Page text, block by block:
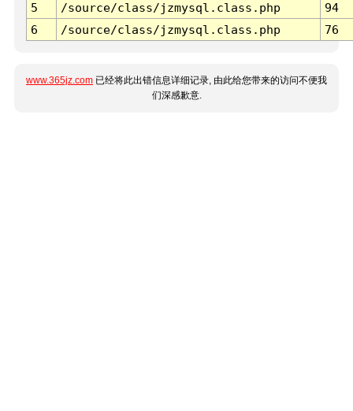
5
/source/class/jzmysql.class.php
94
6
/source/class/jzmysql.class.php 76
www.365jz.com 已经将此出错信息详细记录, 由此给您带来的访问不便我
们深感歉意.